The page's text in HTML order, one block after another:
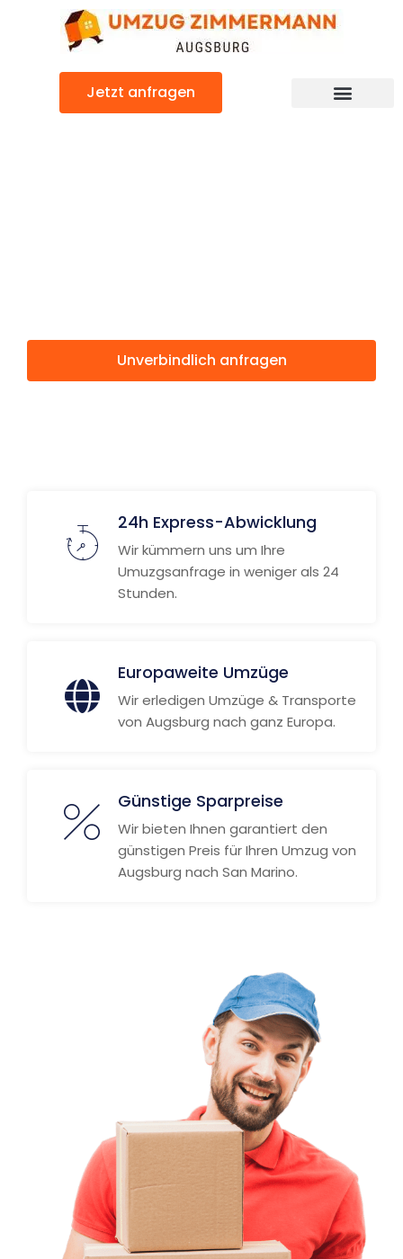
Jetzt anfragen
Unverbindlich anfragen
24h Express-Abwicklung
Wir kümmern uns um Ihre
Umuzgsanfrage in weniger als 24
Stunden.
Europaweite Umzüge
Wir erledigen Umzüge & Transporte
von Augsburg nach ganz Europa.
Günstige Sparpreise
Wir bieten Ihnen garantiert den
günstigen Preis für Ihren Umzug von
Augsburg nach San Marino.